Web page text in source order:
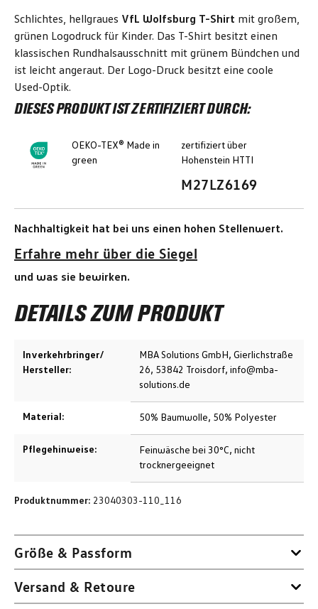
Schlichtes, hellgraues VfL Wolfsburg T-Shirt mit großem,
grünen Logodruck für Kinder. Das T-Shirt besitzt einen
klassischen Rundhalsausschnitt mit grünem Bündchen und
ist leicht angeraut. Der Logo-Druck besitzt eine coole
Used-Optik.
DIESES PRODUKT IST ZERTIFIZIERT DURCH:
OEKO-TEX® Made in
green
zertifiziert über
Hohenstein HTTI
M27LZ6169
Nachhaltigkeit hat bei uns einen hohen Stellenwert.
Erfahre mehr über die Siegel
und was sie bewirken.
DETAILS ZUM PRODUKT
Inverkehrbringer/
Hersteller:
MBA Solutions GmbH, Gierlichstraße
26, 53842 Troisdorf, info@mba-
solutions.de
Material: 50% Baumwolle, 50% Polyester
Pflegehinweise:
Feinwäsche bei 30°C, nicht
trocknergeeignet
Produktnummer: 23040303-110_116
Größe & Passform
Versand & Retoure